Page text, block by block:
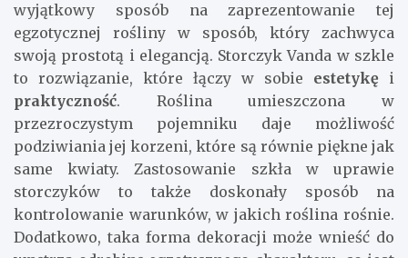
wyjątkowy sposób na zaprezentowanie tej
egzotycznej rośliny w sposób, który zachwyca
swoją prostotą i elegancją. Storczyk Vanda w szkle
to rozwiązanie, które łączy w sobie estetykę i
praktyczność. Roślina umieszczona w
przezroczystym pojemniku daje możliwość
podziwiania jej korzeni, które są równie piękne jak
same kwiaty. Zastosowanie szkła w uprawie
storczyków to także doskonały sposób na
kontrolowanie warunków, w jakich roślina rośnie.
Dodatkowo, taka forma dekoracji może wnieść do